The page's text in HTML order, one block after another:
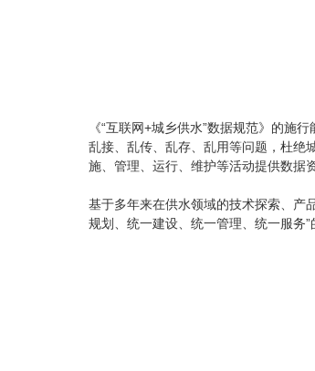
《“互联网+城乡供水”数据规范》的施
乱接、乱传、乱存、乱用等问题，杜绝
施、管理、运行、维护等活动提供数据
基于多年来在供水领域的技术探索、产
规划、统一建设、统一管理、统一服务